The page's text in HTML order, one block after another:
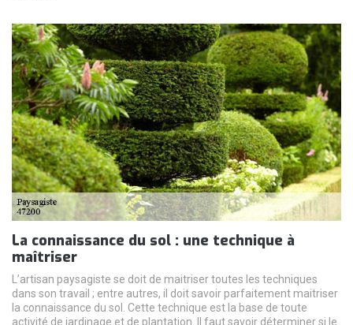
La connaissance du sol : une technique à
maîtriser
L’artisan paysagiste se doit de maitriser toutes les techniques
dans son travail ; entre autres, il doit savoir parfaitement maitriser
la connaissance du sol. Cette technique est la base de toute
activité de jardinage et de plantation. Il faut savoir déterminer si le